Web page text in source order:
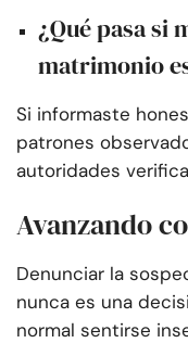
¿Qué pasa si
matrimonio
Si informaste
patrones
autoridades
Avanzando
Denunciar la
nunca es una
normal sentirse